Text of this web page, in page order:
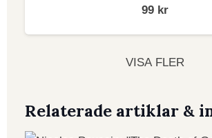
99 kr
VISA FLER
Relaterade artiklar &